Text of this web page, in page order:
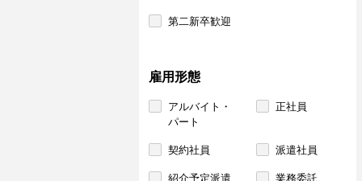
第二新卒歓迎
雇用形態
アルバイト・
パート
正社員
契約社員 派遣社員
紹介予定派遣 業務委託